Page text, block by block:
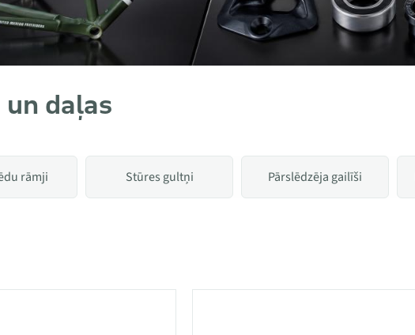
un daļas
rāmji Stūres gultņi Pārslēdzēja gailīši
Rāmji un daļas